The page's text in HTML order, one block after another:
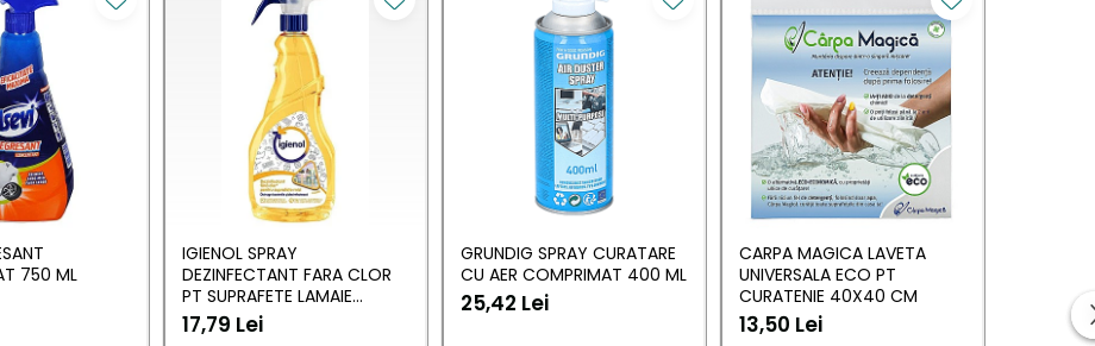
Ajuta la uciderea bacteriilor si la indepartarea microbilor care cauzeaza mirosuri neplacute.
sau din bucatarie, lasa in urma zero pete de calcar, sapun sau mucegai.
750 ML
IGIENOL SPRAY
DEZINFECTANT FARA CLOR
PT SUPRAFETE LAMAIE
750ML
17,79 Lei
GRUNDIG SPRAY CURATARE
CU AER COMPRIMAT 400 ML
25,42 Lei
CARPA MAGICA LAVETA
UNIVERSALA ECO PT
CURATENIE 40X40 CM
13,50 Lei
PT
17,79